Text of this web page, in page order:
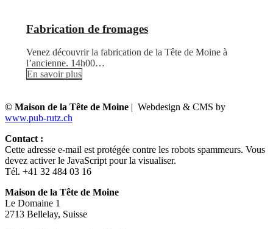
Fabrication de fromages
Venez découvrir la fabrication de la Tête de Moine à
l’ancienne. 14h00…
En savoir plus
© Maison de la Tête de Moine | Webdesign & CMS by
www.pub-rutz.ch
Contact :
Cette adresse e-mail est protégée contre les robots spammeurs. Vous
devez activer le JavaScript pour la visualiser.
Tél. +41 32 484 03 16
Maison de la Tête de Moine
Le Domaine 1
2713 Bellelay, Suisse